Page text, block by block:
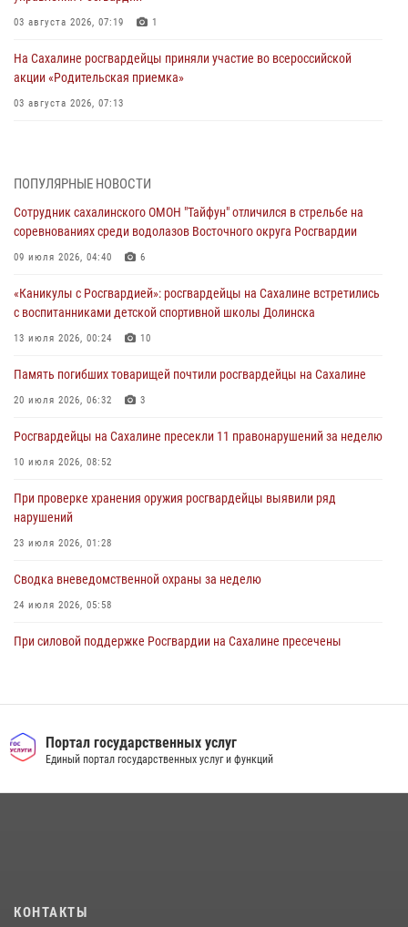
03 августа 2026, 07:19 1
На Сахалине росгвардейцы приняли участие во всероссийской
акции «Родительская приемка»
03 августа 2026, 07:13
31 июля 2026, 06:56
Сахалинские росгвардейцы стали лучшими на чемпионате
31 июля 2026, 03:59 1
В Управлении Росгвардии по Сахалинской области прошли учебно-
пунктов
30 июля 2026, 07:18
ПОПУЛЯРНЫЕ НОВОСТИ
Сотрудник сахалинского ОМОН "Тайфун" отличился в стрельбе на
соревнованиях среди водолазов Восточного округа Росгвардии
09 июля 2026, 04:40 6
«Каникулы с Росгвардией»: росгвардейцы на Сахалине встретились
с воспитанниками детской спортивной школы Долинска
13 июля 2026, 00:24 10
Память погибших товарищей почтили росгвардейцы на Сахалине
20 июля 2026, 06:32 3
Росгвардейцы на Сахалине пресекли 11 правонарушений за неделю
10 июля 2026, 08:52
При проверке хранения оружия росгвардейцы выявили ряд
нарушений
23 июля 2026, 01:28
Сводка вневедомственной охраны за неделю
24 июля 2026, 05:58
При силовой поддержке Росгвардии на Сахалине пресечены
оружия и 63 патрона
08 июля 2026, 06:41
пунктов
Портал государственных услуг
Единый портал государственных услуг и функций
КОНТАКТЫ